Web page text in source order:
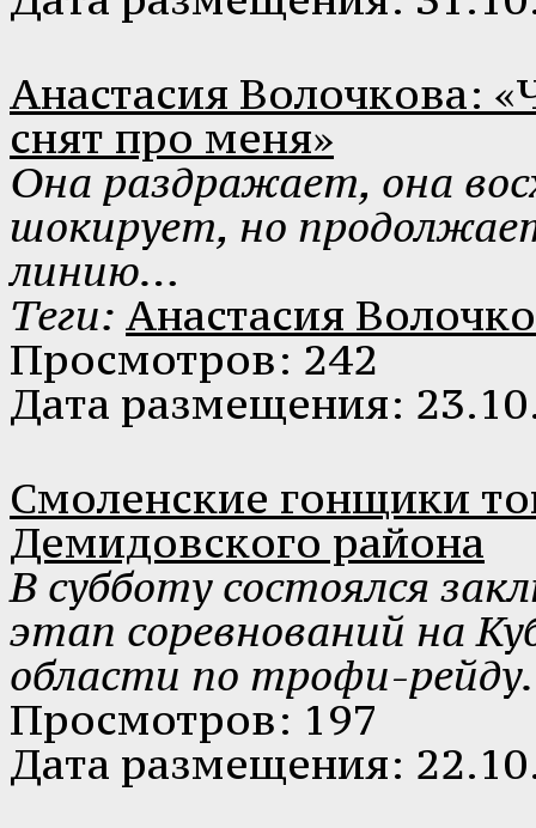
Анастасия Волочкова:
снят про меня»
Она раздражает, она
шокирует, но
линию…
Теги: Анастасия
Просмотров: 242
Дата размещения:
Смоленские гонщики
Демидовского района
В субботу состоялся
этап соревнований на
области по трофи-рейду.
Просмотров: 197
Дата размещения: